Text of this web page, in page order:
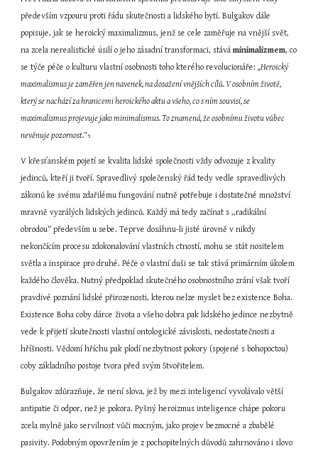
především vzpouru proti řádu skutečnosti a lidského bytí. Bulgakov dále
popisuje, jak se heroický maximalizmus, jenž se cele zaměřuje na vnější svět,
na zcela nerealistické úsilí o jeho zásadní transformaci, stává minimalizmem, co
se týče péče o kulturu vlastní osobnosti toho kterého revolucionáře: ,,Heroický
maximalismus je zaměřen jen navenek, na dosažení vnějších cílů. V osobním životě,
který se nachází za hranicemi heroického aktu a všeho, co s ním souvisí, se
maximalismus projevuje jako minimalismus. To znamená, že osobnímu životu vůbec
nevěnuje pozornost.“5
V křesťanském pojetí se kvalita lidské společnosti vždy odvozuje z kvality
jedinců, kteří ji tvoří. Spravedlivý společenský řád tedy vedle spravedlivých
zákonů ke svému zdařilému fungování nutně potřebuje i dostatečné množství
mravně vyzrálých lidských jedinců. Každý má tedy začínat s ,,radikální
obrodou“ především u sebe. Teprve dosáhnu-li jisté úrovně v nikdy
nekončícím procesu zdokonalování vlastních ctností, mohu se stát nositelem
světla a inspirace pro druhé. Péče o vlastní duši se tak stává primárním úkolem
každého člověka. Nutný předpoklad skutečného osobnostního zrání však tvoří
pravdivé poznání lidské přirozenosti, kterou nelze myslet bez existence Boha.
Existence Boha coby dárce života a všeho dobra pak lidského jedince nezbytně
vede k přijetí skutečnosti vlastní ontologické závislosti, nedostatečnosti a
hříšnosti. Vědomí hříchu pak plodí nezbytnost pokory (spojené s bohopoctou)
coby základního postoje tvora před svým Stvořitelem.
Bulgakov zdůrazňuje, že není slova, jež by mezi inteligencí vyvolávalo větší
antipatie či odpor, než je pokora. Pyšný heroizmus inteligence chápe pokoru
zcela mylně jako servilnost vůči mocným, jako projev bezmocné a zbabělé
pasivity. Podobným opovržením je z pochopitelných důvodů zahrnováno i slovo